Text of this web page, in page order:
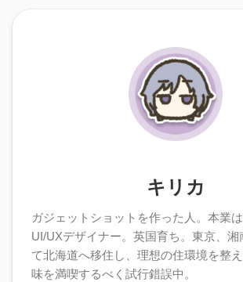
キリカ
ガジェットショットを作った人。本業
UI/UXデザイナー。英国育ち。東京、湘
て北海道へ移住し、理想の住環境を整
味を満喫するべく試行錯誤中。